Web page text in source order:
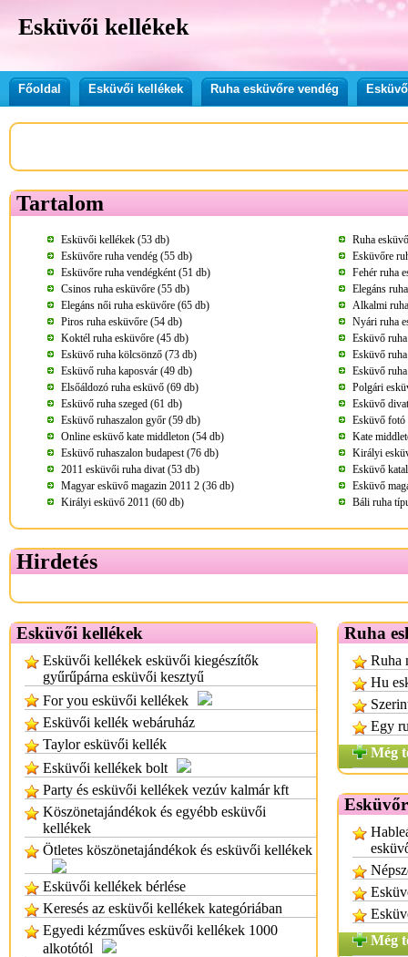
Esküvői kellékek
Főoldal Esküvői kellékek Ruha esküvőre vendég
Tartalom
Esküvői kellékek (53 db)
Ruha
Esküvőre ruha vendég (55 db)
Esküvőre
Esküvőre ruha vendégként (51 db)
Fehér ruha
Csinos ruha esküvőre (55 db)
Elegáns
Elegáns női ruha esküvőre (65 db)
Alkalmi
Piros ruha esküvőre (54 db)
Nyári ruha
Koktél ruha esküvőre (45 db)
Esküvő
Esküvő ruha kölcsönző (73 db)
Esküvő
Esküvő ruha kaposvár (49 db)
Esküvő
Elsőáldozó ruha esküvő (69 db)
Polgári
Esküvő ruha szeged (61 db)
Esküvő
Esküvő ruhaszalon győr (59 db)
Esküvő fotó
Online esküvő kate middleton (54 db)
Kate
Esküvő ruhaszalon budapest (76 db)
Királyi
2011 esküvői ruha divat (53 db)
Esküvő
Magyar esküvő magazin 2011 2 (36 db)
Esküvő
Királyi esküvő 2011 (60 db)
Báli ruha
Hirdetés
Esküvői kellékek
Esküvői kellékek esküvői kiegészítők
gyűrűpárna esküvői kesztyű
For you esküvői kellékek
Esküvői kellék webáruház
Taylor esküvői kellék
Esküvői kellékek bolt
Party és esküvői kellékek vezúv kalmár kft
Köszönetajándékok és egyébb esküvői
kellékek
Ötletes köszönetajándékok és esküvői kellékek
Esküvői kellékek bérlése
Keresés az esküvői kellékek kategóriában
Egyedi kézműves esküvői kellékek 1000
alkotótól
Ruha
Ruha
Hu
Egy
Még
Még